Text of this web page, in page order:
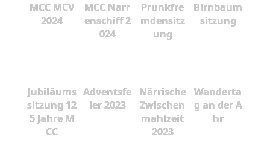
MCC MCV
2024
MCC Narr
enschiff 2
024
Prunkfre
mdensitz
ung
Birnbaum
sitzung
Jubiläums
sitzung 12
5 Jahre M
CC
Adventsfe
ier 2023
Närrische
Zwischen
mahlzeit
2023
Wanderta
g an der A
hr